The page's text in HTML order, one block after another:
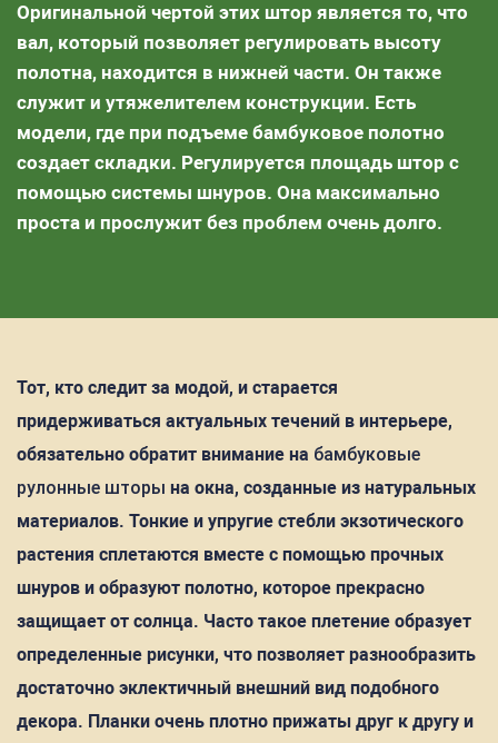
Оригинальной чертой этих штор является то, что
вал, который позволяет регулировать высоту
полотна, находится в нижней части. Он также
служит и утяжелителем конструкции. Есть
модели, где при подъеме бамбуковое полотно
создает складки. Регулируется площадь штор с
помощью системы шнуров. Она максимально
проста и прослужит без проблем очень долго.
Тот, кто следит за модой, и старается
придерживаться актуальных течений в интерьере,
обязательно обратит внимание на бамбуковые
рулонные шторы на окна, созданные из натуральных
материалов. Тонкие и упругие стебли экзотического
растения сплетаются вместе с помощью прочных
шнуров и образуют полотно, которое прекрасно
защищает от солнца. Часто такое плетение образует
определенные рисунки, что позволяет разнообразить
достаточно эклектичный внешний вид подобного
декора. Планки очень плотно прижаты друг к другу и